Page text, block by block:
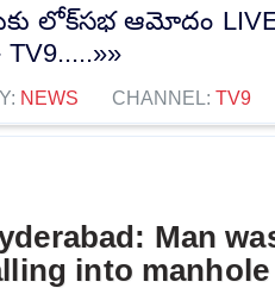
లోక్‌సభ ఆమోదం LIVE
TV9.....»»
NEWS CHANNEL: TV9
Man
into